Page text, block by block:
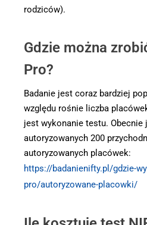
rodziców).
Gdzie można
Pro?
Badanie jest coraz bardziej
względu rośnie liczba
jest wykonanie testu. Obecnie
autoryzowanych 200
autoryzowanych placówek:
https://badanienifty.pl/gdzie-
pro/autoryzowane-placowki/